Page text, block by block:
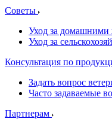
Советы
Уход за
Уход за
Консультация по
Задать вопрос
Часто задаваемые
Партнерам